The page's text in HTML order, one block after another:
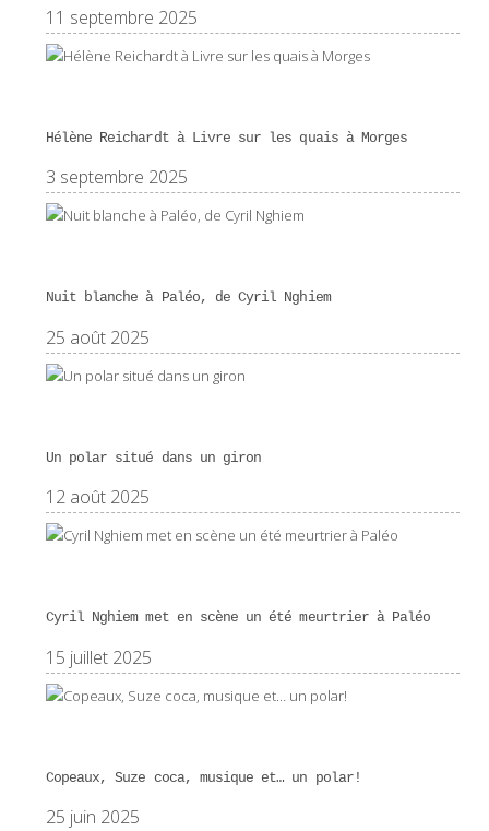
11 septembre 2025
Hélène Reichardt à Livre sur les quais à Morges
3 septembre 2025
Nuit blanche à Paléo, de Cyril Nghiem
25 août 2025
Un polar situé dans un giron
12 août 2025
Cyril Nghiem met en scène un été meurtrier à Paléo
15 juillet 2025
Copeaux, Suze coca, musique et… un polar!
25 juin 2025